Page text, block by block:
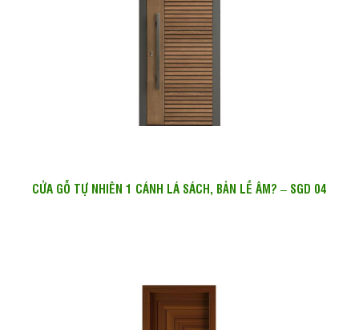
CỬA GỖ TỰ NHIÊN 1 CÁNH LÁ SÁCH, BẢN LỀ ÂM? – SGD 04